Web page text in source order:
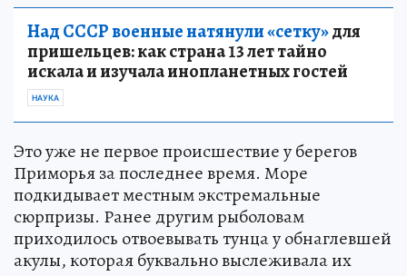
Над СССР военные натянули «сетку»для
пришельцев: как страна 13 лет тайно
искала и изучала инопланетных гостей
НАУКА
Это уже не первое происшествие у берегов
Приморья за последнее время. Море
подкидывает местным экстремальные
сюрпризы. Ранее другим рыболовам
приходилось отвоевывать тунца у обнаглевшей
акулы, которая буквально выслеживала их